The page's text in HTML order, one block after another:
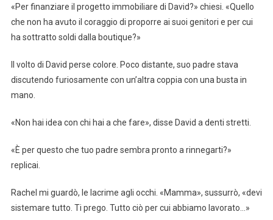
«Per finanziare il progetto immobiliare di David?» chiesi. «Quello
che non ha avuto il coraggio di proporre ai suoi genitori e per cui
ha sottratto soldi dalla boutique?»
Il volto di David perse colore. Poco distante, suo padre stava
discutendo furiosamente con un’altra coppia con una busta in
mano.
«Non hai idea con chi hai a che fare», disse David a denti stretti.
«È per questo che tuo padre sembra pronto a rinnegarti?»
replicai.
Rachel mi guardò, le lacrime agli occhi. «Mamma», sussurrò, «devi
sistemare tutto. Ti prego. Tutto ciò per cui abbiamo lavorato…»